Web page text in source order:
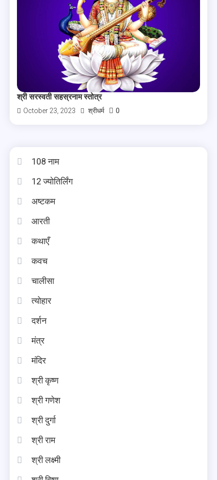
श्री सरस्वती सहस्रनाम स्तोत्र
October 23, 2023 श्रीधर्म 0
108 नाम
12 ज्योतिर्लिंग
अष्टकम
आरती
कथाएँ
कवच
चालीसा
त्योहार
दर्शन
मंत्र
मंदिर
श्री कृष्ण
श्री गणेश
श्री दुर्गा
श्री राम
श्री लक्ष्मी